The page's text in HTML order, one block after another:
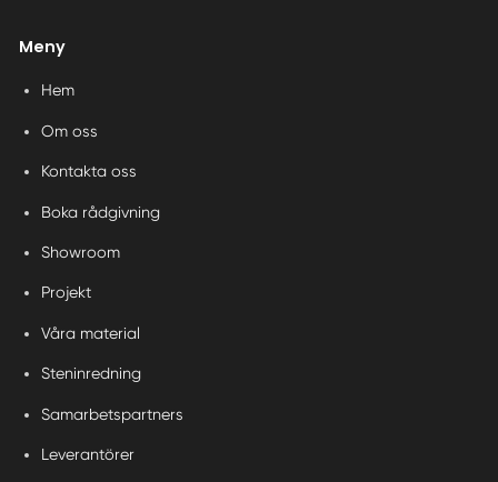
Meny
Hem
Om oss
Kontakta oss
Boka rådgivning
Showroom
Projekt
Våra material
Steninredning
Samarbetspartners
Leverantörer